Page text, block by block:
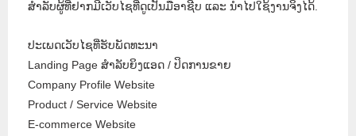
ສຳລັບຜູ້ທີ່ຢາກມີເວັບໄຊທີ່ດູເປັນມືອາຊີບ ແລະ ນຳໄປໃຊ້ງານຈິງໄດ້.
ປະເພດເວັບໄຊທີ່ຮັບພັດທະນາ
Landing Page ສຳລັບຍິງແອດ / ປິດການຂາຍ
Company Profile Website
Product / Service Website
E-commerce Website